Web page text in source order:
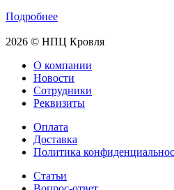
Подробнее
2026 © НПЦ Кровля
О компании
Новости
Сотрудники
Реквизиты
Оплата
Доставка
Политика
Статьи